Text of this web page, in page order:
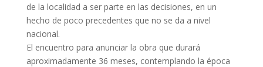
de la localidad a ser parte en las decisiones, en un
hecho de poco precedentes que no se da a nivel
nacional.
El encuentro para anunciar la obra que durará
aproximadamente 36 meses, contemplando la época